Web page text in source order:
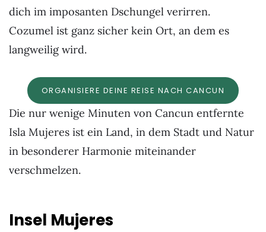
dich im imposanten Dschungel verirren.
Cozumel ist ganz sicher kein Ort, an dem es
langweilig wird.
ORGANISIERE DEINE REISE NACH CANCUN
Die nur wenige Minuten von Cancun entfernte
Isla Mujeres ist ein Land, in dem Stadt und Natur
in besonderer Harmonie miteinander
verschmelzen.
Insel Mujeres